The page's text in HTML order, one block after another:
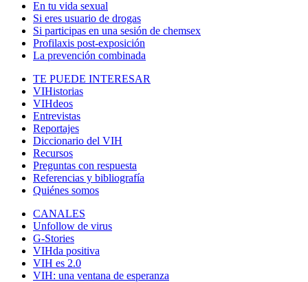
En tu vida sexual
Si eres usuario de drogas
Si participas en una sesión de chemsex
Profilaxis post-exposición
La prevención combinada
TE PUEDE INTERESAR
VIHistorias
VIHdeos
Entrevistas
Reportajes
Diccionario del VIH
Recursos
Preguntas con respuesta
Referencias y bibliografía
Quiénes somos
CANALES
Unfollow de virus
G-Stories
VIHda positiva
VIH es 2.0
VIH: una ventana de esperanza